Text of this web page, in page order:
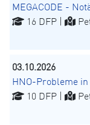
MEGACODE -
16 DFP |
03.10.2026
HNO-Probleme
10 DFP |